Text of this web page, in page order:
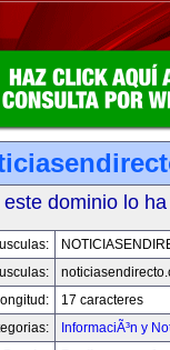
dominio lo
17 caracteres
InformaciÃ³n y